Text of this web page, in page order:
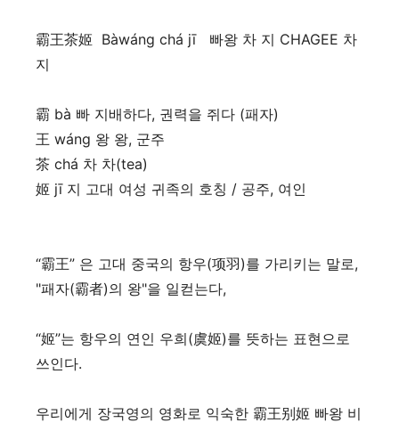
霸王茶姬 Bàwáng chá jī 빠왕 차 지 CHAGEE 차
지
霸 bà 빠 지배하다, 권력을 쥐다 (패자)
王 wáng 왕 왕, 군주
茶 chá 차 차(tea)
姬 jī 지 고대 여성 귀족의 호칭 / 공주, 여인
“霸王” 은 고대 중국의 항우(项羽)를 가리키는 말로,
"패자(霸者)의 왕"을 일컫는다,
“姬”는 항우의 연인 우희(虞姬)를 뜻하는 표현으로
쓰인다.
우리에게 장국영의 영화로 익숙한 霸王别姬 빠왕 비